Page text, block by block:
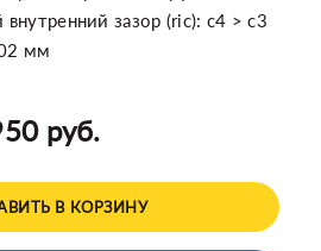
зазор (ric): c4 > c3
мм
руб.
В КОРЗИНУ